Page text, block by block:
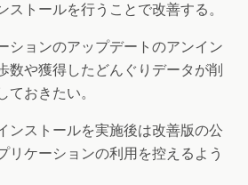
ストールを行うことで改善する。
ションのアップデートのアンイン
数や獲得したどんぐりデータが削
ておきたい。
ンストールを実施後は改善版の公
リケーションの利用を控えるよう